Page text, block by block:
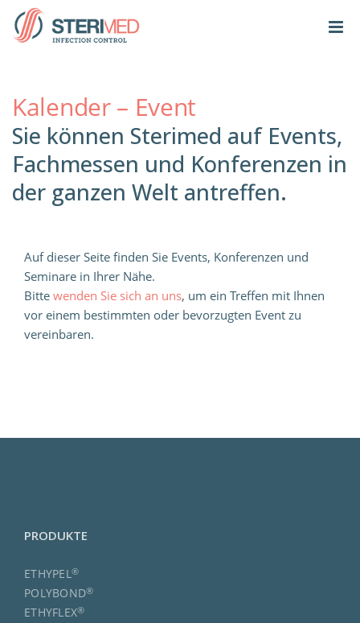
Kalender – Event
Sie können Sterimed auf Events,
Fachmessen und Konferenzen in
der ganzen Welt antreffen.
Auf dieser Seite finden Sie Events, Konferenzen und
Seminare in Ihrer Nähe.
Bitte wenden Sie sich an uns, um ein Treffen mit Ihnen
vor einem bestimmten oder bevorzugten Event zu
vereinbaren.
PRODUKTE
ETHYPEL®
POLYBOND®
ETHYFLEX®